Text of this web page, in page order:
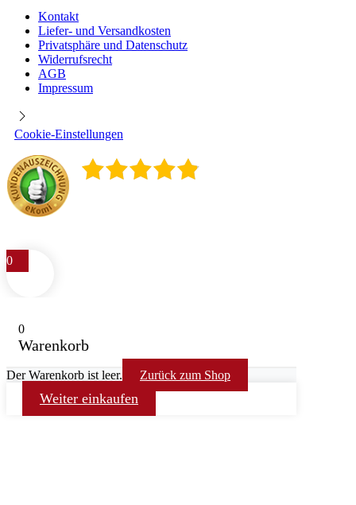
Kontakt
Liefer- und Versandkosten
Privatsphäre und Datenschutz
Widerrufsrecht
AGB
Impressum
Cookie-Einstellungen
0
0
Warenkorb
Der Warenkorb ist leer. Zurück zum Shop
Weiter einkaufen